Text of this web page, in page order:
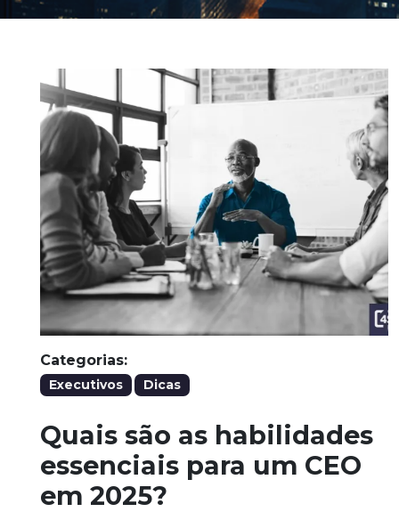
Categorias:
Executivos Dicas
Quais são as habilidades
essenciais para um CEO
em 2025?